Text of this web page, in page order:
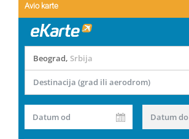
Avio karte
Beograd, Srbija
Destinacija (grad ili aerodrom)
Datum od Datum do